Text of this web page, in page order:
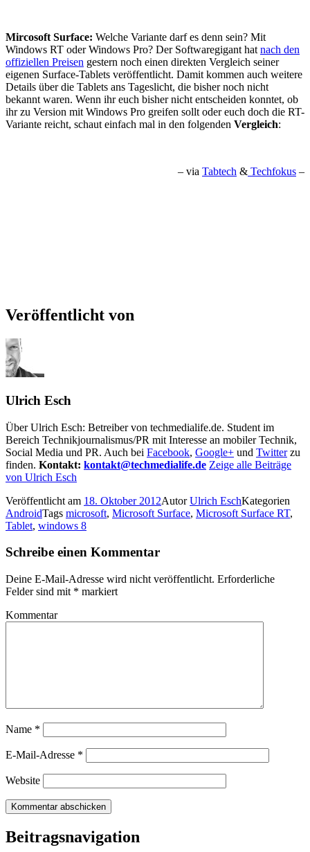
Mircosoft Surface: Welche Variante darf es denn sein? Mit
Windows RT oder Windows Pro? Der Softwaregigant hat nach den
offiziellen Preisen gestern noch einen direkten Vergleich seiner
eigenen Surface-Tablets veröffentlicht. Damit kommen auch weitere
Details über die Tablets ans Tageslicht, die bisher noch nicht
bekannt waren. Wenn ihr euch bisher nicht entscheiden konntet, ob
ihr zu Version mit Windows Pro greifen sollt oder euch doch die RT-
Variante reicht, schaut einfach mal in den folgenden Vergleich:
– via Tabtech & Techfokus –
Veröffentlicht von
Ulrich Esch
Über Ulrich Esch: Betreiber von techmedialife.de. Student im
Bereich Technikjournalismus/PR mit Interesse an mobiler Technik,
Social Media und PR. Auch bei Facebook, Google+ und Twitterzu
finden. Kontakt: kontakt@techmedialife.de Zeige alle Beiträge
von Ulrich Esch
Veröffentlicht am 18. Oktober 2012AutorUlrich EschKategorien
AndroidTags microsoft, Microsoft Surface, Microsoft Surface RT,
Tablet, windows 8
Schreibe einen Kommentar
Deine E-Mail-Adresse wird nicht veröffentlicht. Erforderliche
Felder sind mit * markiert
Kommentar
Name *
E-Mail-Adresse *
Website
Beitragsnavigation